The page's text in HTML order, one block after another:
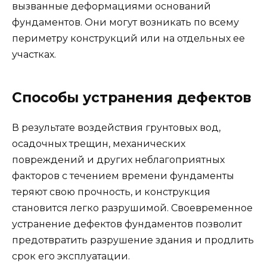
вызванные деформациями оснований
фундаментов. Они могут возникать по всему
периметру конструкций или на отдельных ее
участках.
Способы устранения дефектов
В результате воздействия грунтовых вод,
осадочных трещин, механических
повреждений и других неблагоприятных
факторов с течением времени фундаменты
теряют свою прочность, и конструкция
становится легко разрушимой. Своевременное
устранение дефектов фундаментов позволит
предотвратить разрушение здания и продлить
срок его эксплуатации.